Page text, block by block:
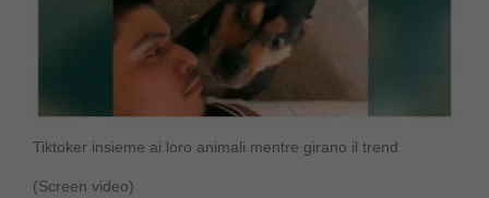
Tiktoker insieme ai loro animali mentre girano il trend
(Screen video)